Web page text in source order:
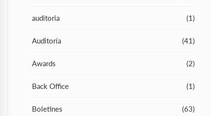
auditoria (1)
Auditoría (41)
Awards (2)
Back Office (1)
Boletines (63)